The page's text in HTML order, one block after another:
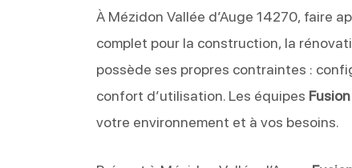
À Mézidon Vallée d’Auge 14270, faire
complet pour la construction, la
possède ses propres contraintes :
confort d’utilisation. Les équipes
votre environnement et à vos besoins.